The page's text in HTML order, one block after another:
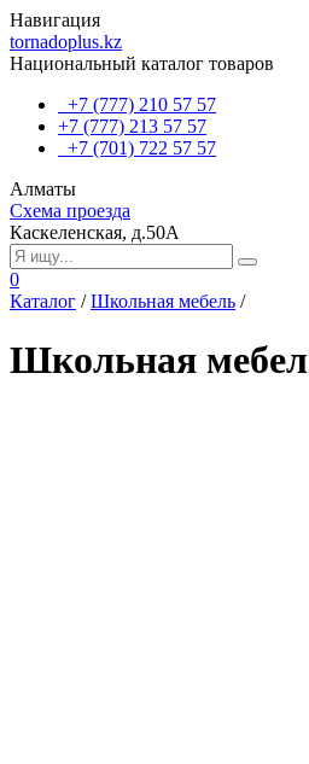
Навигация
tornadoplus.kz
Национальный каталог товаров
+7 (777) 210 57 57
+7 (777) 213 57 57
+7 (701) 722 57 57
Алматы
Схема проезда
Каскеленская, д.50А
0
Каталог /Школьная мебель /
Школьная